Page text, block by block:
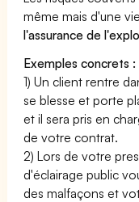
même mais d'une
l'assurance de
Exemples concrets :
1) Un client rentre
se blesse et porte
et il sera pris en
de votre contrat.
2) Lors de votre
d'éclairage public
des malfaçons et